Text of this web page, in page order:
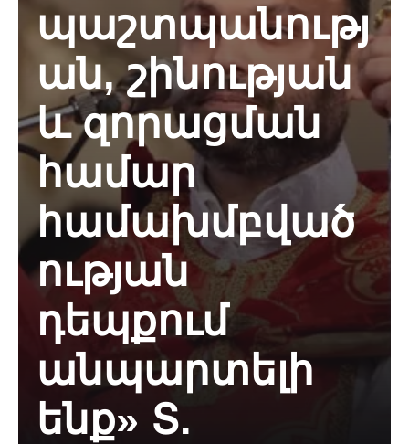
պաշտպանությ
ան, շինության
և զորացման
համար
համախմբված
ության
դեպքում
անպարտելի
ենք» Տ.